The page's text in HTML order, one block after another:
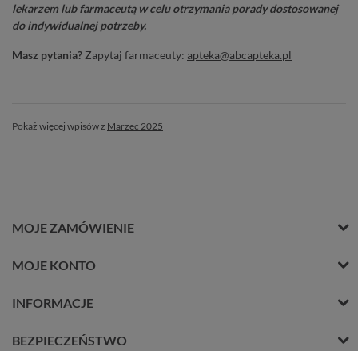
lekarzem lub farmaceutą w celu otrzymania porady dostosowanej
do indywidualnej potrzeby.
Masz pytania? Zapytaj farmaceuty: apteka@abcapteka.pl
Pokaż więcej wpisów z Marzec 2025
MOJE ZAMÓWIENIE
MOJE KONTO
INFORMACJE
BEZPIECZEŃSTWO